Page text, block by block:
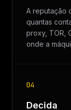
A reputação
quantas
proxy, TOR,
onde a
04
Decida